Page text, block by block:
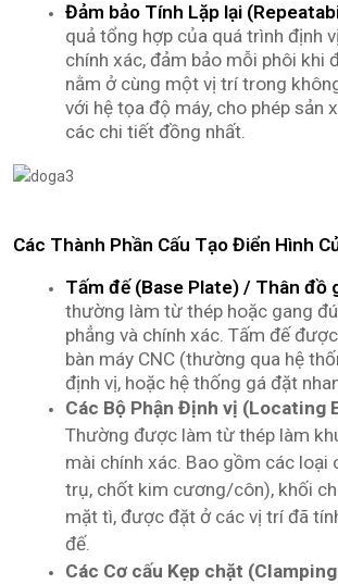
Đảm bảo Tính Lặp lại
quả tổng hợp của quá trình định
chính xác, đảm bảo mỗi phôi khi
nằm ở cùng một vị trí trong
với hệ tọa độ máy, cho phép sản
các chi tiết đồng nhất.
Các Thành Phần Cấu Tạo Điển Hình
Tấm đế (Base Plate) / Thân đồ
thường làm từ thép hoặc gang
phẳng và chính xác. Tấm đế
bàn máy CNC (thường qua hệ
định vị, hoặc hệ thống gá đặt
Các Bộ Phận Định vị (Locating
Thường được làm từ thép làm
mài chính xác. Bao gồm các loại
trụ, chốt kim cương/côn), khối
mặt tì, được đặt ở các vị trí đã
đế.
Các Cơ cấu Kẹp chặt